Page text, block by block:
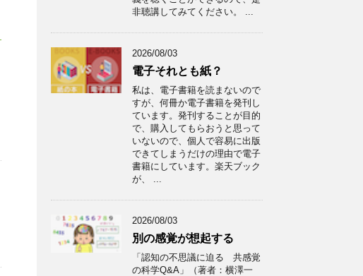
非聴講してみてください。 ...
2026/08/03
電子それとも紙？
私は、電子書籍を読まないので
すが、何冊か電子書籍を発刊し
ています。発刊することが目的
で、購入してもらおうと思って
いないので、個人で容易に出版
できてしまうだけの理由で電子
書籍にしています。楽天ブック
が、 ...
2026/08/03
別の感覚が想起する
「認知の不思議に迫る 共感覚
の科学Q&A」（著者：横澤一